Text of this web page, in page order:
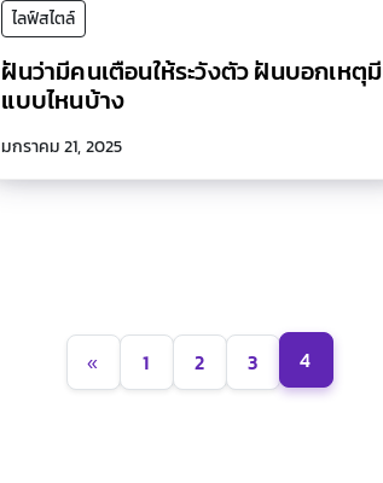
ไลฟ์สไตล์
ฝันว่ามีคนเตือนให้ระวังตัว ฝันบอกเหตุมี
แบบไหนบ้าง
มกราคม 21, 2025
« 1 2 3 4